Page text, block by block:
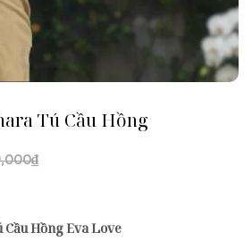
Tú Cầu Hồng
₫
Hồng Eva Love